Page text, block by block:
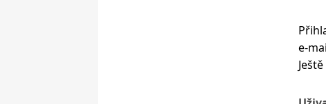
e-